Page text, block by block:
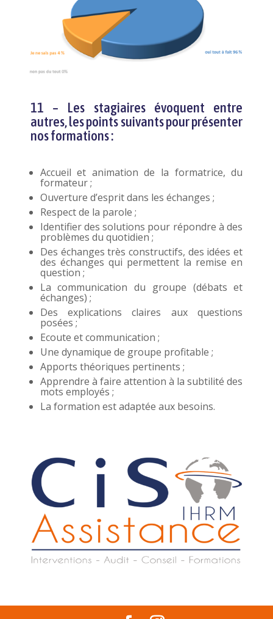
11 – Les stagiaires évoquent entre
autres, les points suivants pour présenter
nos formations :
Accueil et animation de la formatrice, du
formateur ;
Ouverture d’esprit dans les échanges ;
Respect de la parole ;
Identifier des solutions pour répondre à des
problèmes du quotidien ;
Des échanges très constructifs, des idées et
des échanges qui permettent la remise en
question ;
La communication du groupe (débats et
échanges) ;
Des explications claires aux questions
posées ;
Ecoute et communication ;
Une dynamique de groupe profitable ;
Apports théoriques pertinents ;
Apprendre à faire attention à la subtilité des
mots employés ;
La formation est adaptée aux besoins.